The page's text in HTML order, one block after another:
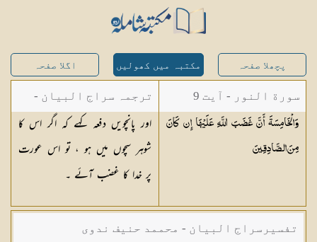
پچھلا صفحہ مکتبہ میں کھولیں اگلا صفحہ
سورة النور - آیت 9
وَالْخَامِسَةَ أَنَّ غَضَبَ اللَّهِ عَلَيْهَا إِن كَانَ
مِنَالصَّادِقِينَ
ترجمہ سراج البیان -
مستفاد از ترجمتین
شاہ عبدالقادر دھلوی/
اور پانچویں دفعہ کہے کہ اگر اس کا
شوہر سچوں میں ہو ، تو اس عورت
پر خدا کا غضب آئے ۔
تفسیرسراج البیان - محممد حنیف ندوی